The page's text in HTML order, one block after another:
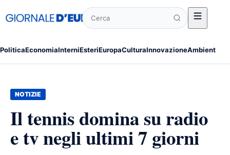
PoliticaEconomiaInterniEsteriEuropaCulturaInnovazioneAmbiente
Cerca
NOTIZIE
Il tennis domina su radio
e tv negli ultimi 7 giorni